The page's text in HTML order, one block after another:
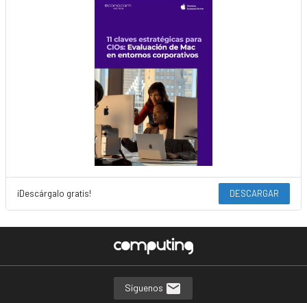
¡Descárgalo gratis! DESCARGAR
Síguenos